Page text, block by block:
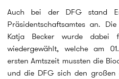
Auch bei der DFG stand
Präsidentschaftsamtes an.
Katja Becker wurde dabei
wiedergewählt, welche am
ersten Amtszeit mussten die
und die DFG sich den großen